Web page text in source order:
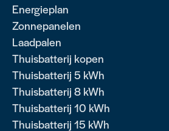
Energieplan
Zonnepanelen
Laadpalen
Thuisbatterij kopen
Thuisbatterij 5 kWh
Thuisbatterij 8 kWh
Thuisbatterij 10 kWh
Thuisbatterij 15 kWh